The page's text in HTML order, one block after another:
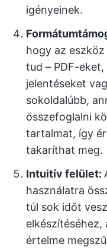
igényeinek.
hogy az
tud – PDF-
jelentéseket
sokoldalúbb,
összefoglalni
tartalmat, így
takaríthat meg.
Intuitív felület:
használatra
túl sok időt
elkészítéséhez,
értelme